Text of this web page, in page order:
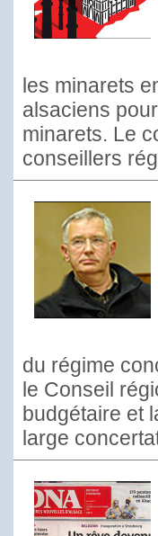
les minarets
alsaciens
minarets. Le
conseillers
du régime
le Conseil
budgétaire et
large